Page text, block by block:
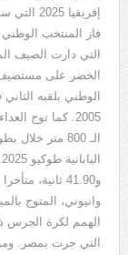
إفريقيا
التي
فاز المنتخب الوطني
التي دارت الصيف
الخضر على مستضيف
الوطني بلقبه
2005. كما توج
الـ
متر خلال
اليابانية طوكيو
و41.90 ثانية،
وانيوني، المتوج
الهمم لكرة الجرس
التي جرت بمصر